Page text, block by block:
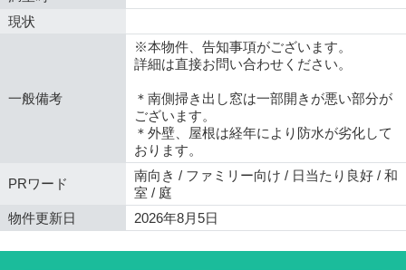
現状
一般備考
※本物件、告知事項がございます。
詳細は直接お問い合わせください。
＊南側掃き出し窓は一部開きが悪い部分が
ございます。
＊外壁、屋根は経年により防水が劣化して
おります。
PRワード
南向き / ファミリー向け / 日当たり良好 / 和
室 / 庭
物件更新日
2026年8月5日